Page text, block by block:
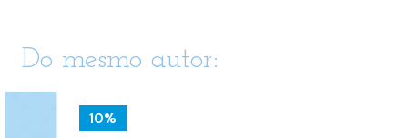
Do mesmo autor: